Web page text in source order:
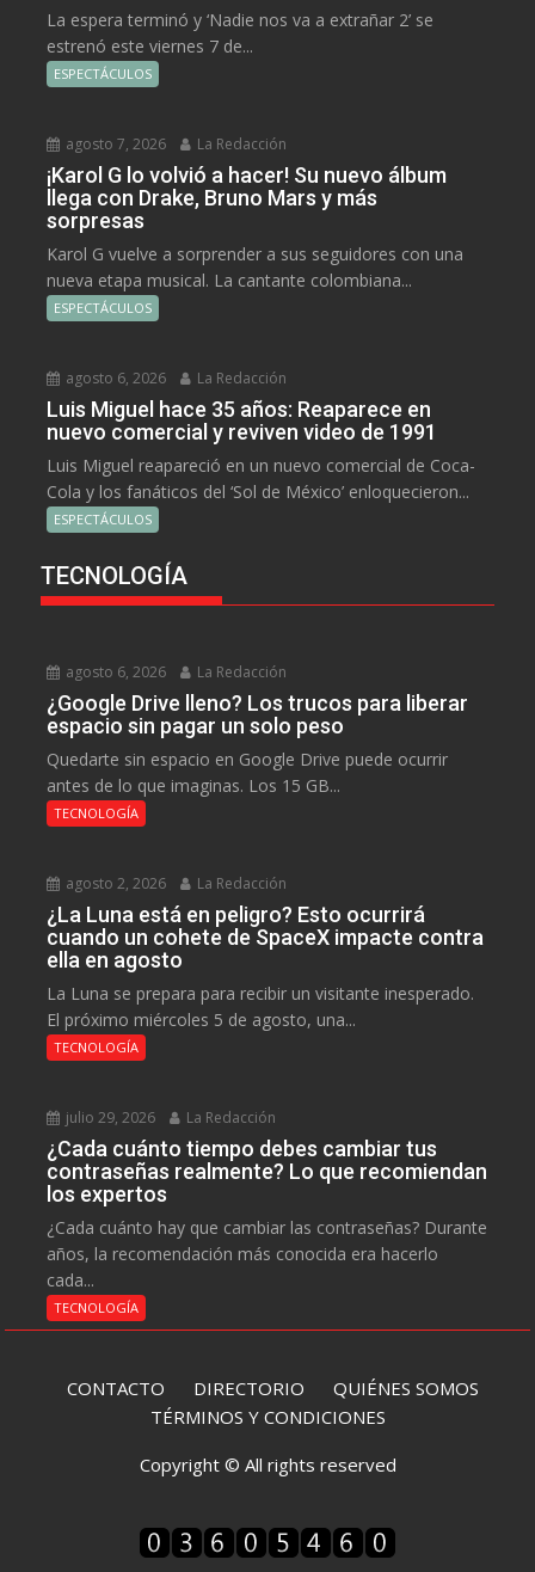
La espera terminó y ‘Nadie nos va a extrañar 2’ se
estrenó este viernes 7 de...
ESPECTÁCULOS
agosto 7, 2026 La Redacción
¡Karol G lo volvió a hacer! Su nuevo álbum
llega con Drake, Bruno Mars y más
sorpresas
Karol G vuelve a sorprender a sus seguidores con una
nueva etapa musical. La cantante colombiana...
ESPECTÁCULOS
agosto 6, 2026 La Redacción
Luis Miguel hace 35 años: Reaparece en
nuevo comercial y reviven video de 1991
Luis Miguel reapareció en un nuevo comercial de Coca-
Cola y los fanáticos del ‘Sol de México’ enloquecieron...
ESPECTÁCULOS
TECNOLOGÍA
agosto 6, 2026 La Redacción
¿Google Drive lleno? Los trucos para liberar
espacio sin pagar un solo peso
Quedarte sin espacio en Google Drive puede ocurrir
antes de lo que imaginas. Los 15 GB...
TECNOLOGÍA
agosto 2, 2026 La Redacción
¿La Luna está en peligro? Esto ocurrirá
cuando un cohete de SpaceX impacte contra
ella en agosto
La Luna se prepara para recibir un visitante inesperado.
El próximo miércoles 5 de agosto, una...
TECNOLOGÍA
julio 29, 2026 La Redacción
¿Cada cuánto tiempo debes cambiar tus
contraseñas realmente? Lo que recomiendan
los expertos
¿Cada cuánto hay que cambiar las contraseñas? Durante
años, la recomendación más conocida era hacerlo
cada...
TECNOLOGÍA
CONTACTO DIRECTORIO QUIÉNES SOMOS
TÉRMINOS Y CONDICIONES
Copyright © All rights reserved